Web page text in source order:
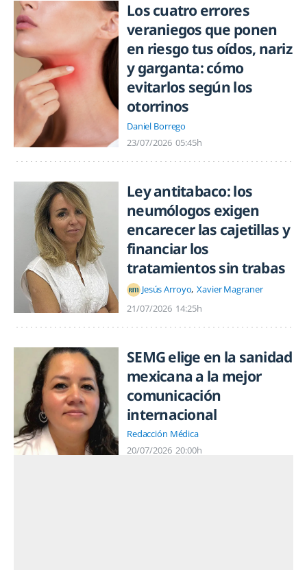
Los cuatro errores
veraniegos que ponen
en riesgo tus oídos, nariz
y garganta: cómo
evitarlos según los
otorrinos
Daniel Borrego
23/07/2026 05:45h
Ley antitabaco: los
neumólogos exigen
encarecer las cajetillas y
financiar los
tratamientos sin trabas
Jesús Arroyo Xavier Magraner
21/07/2026 14:25h
SEMG elige en la sanidad
mexicana a la mejor
comunicación
internacional
Redacción Médica
20/07/2026 20:00h